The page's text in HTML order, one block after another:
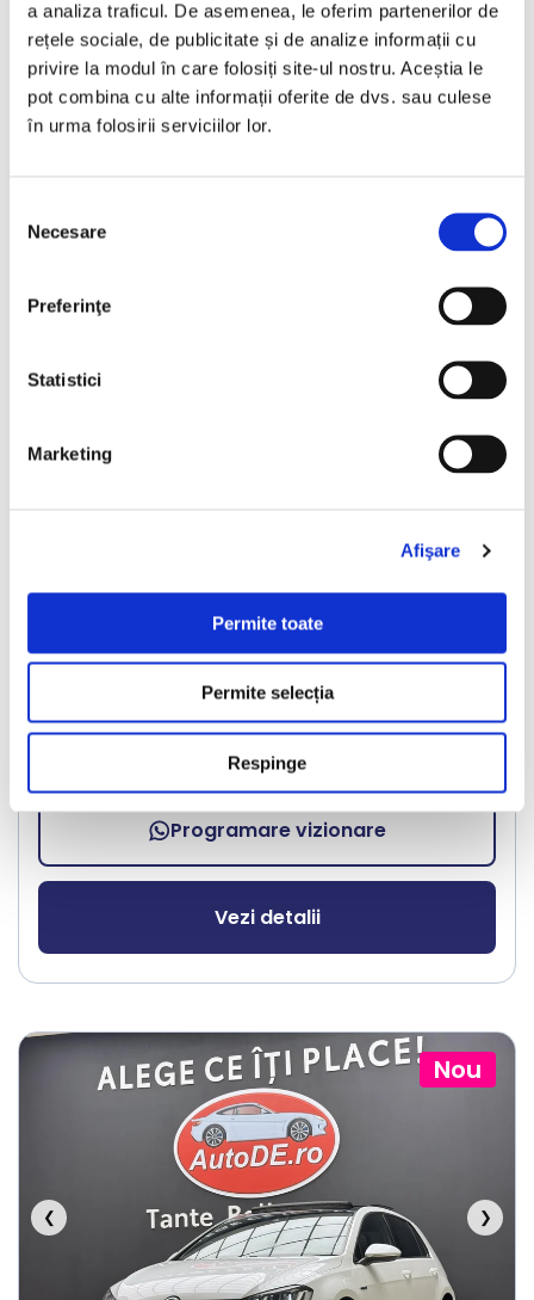
a analiza traficul. De asemenea, le oferim partenerilor de
rețele sociale, de publicitate și de analize informații cu
privire la modul în care folosiți site-ul nostru. Aceștia le
pot combina cu alte informații oferite de dvs. sau culese
în urma folosirii serviciilor lor.
consimțământului
Necesare
Preferinţe
Statistici
Marketing
Afişare
Permite toate
Permite selecția
Respinge
Vezi detalii
Vândută
❮ ❯
Bucuresti Militari
€6.990
Programare vizionare
Vezi detalii
Nou
❮ ❯